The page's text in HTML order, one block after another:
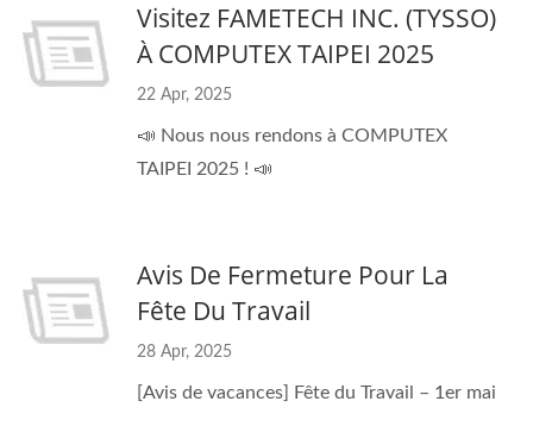
Visitez FAMETECH INC. (TYSSO)
À COMPUTEX TAIPEI 2025
22 Apr, 2025
📣 Nous nous rendons à COMPUTEX
TAIPEI 2025 ! 📣
Avis De Fermeture Pour La
Fête Du Travail
28 Apr, 2025
[Avis de vacances] Fête du Travail – 1er mai